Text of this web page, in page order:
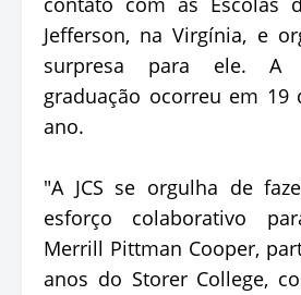
Jefferson, na Virgínia, e
surpresa para ele. A
graduação ocorreu em 19
ano.
"A JCS se orgulha de
esforço colaborativo
Merrill Pittman Cooper,
anos do Storer College,